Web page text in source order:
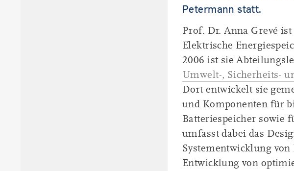
Petermann statt.
Prof. Dr. Anna Grevé
Elektrische
2006 ist sie
Umwelt-, Sicherheits-
Dort entwickelt sie
und Komponenten für
Batteriespeicher sowie
umfasst dabei das
Systementwicklung von
Entwicklung von